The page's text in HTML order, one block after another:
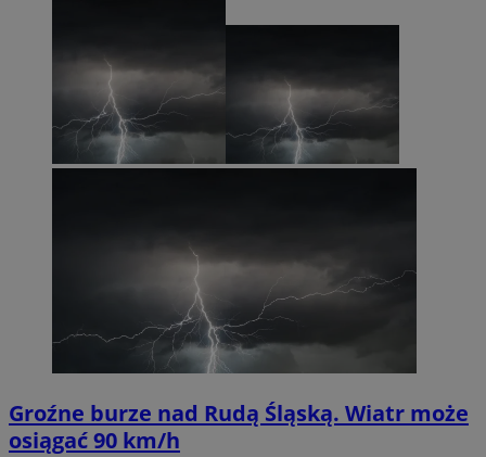
Groźne burze nad Rudą Śląską. Wiatr może
osiągać 90 km/h